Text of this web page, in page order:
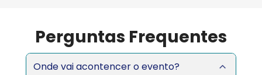
Perguntas Frequentes
Onde vai acontencer o evento?